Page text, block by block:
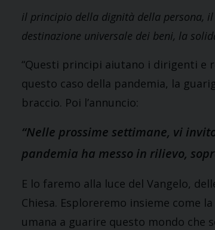
il principio della dignità della persona,
destinazione universale dei beni, la
“Questi principi aiutano i dirigenti e
questo caso della pandemia, la
braccio. Poi l’annuncio:
“Nelle prossime settimane, vi
pandemia ha messo in rilievo,
E lo faremo alla luce del Vangelo,
Chiesa. Esploreremo insieme come
umana a guarire questo mondo che